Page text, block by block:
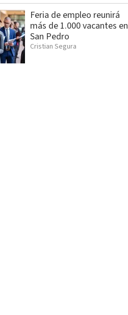
Feria de empleo reunirá
más de 1.000 vacantes en
San Pedro
Cristian Segura